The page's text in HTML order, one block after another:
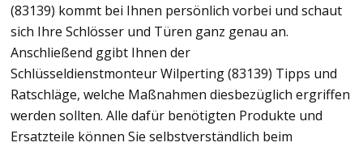
(83139) kommt bei Ihnen persönlich vorbei und schaut
sich Ihre Schlösser und Türen ganz genau an.
Anschließend ggibt Ihnen der
Schlüsseldienstmonteur Wilperting (83139) Tipps und
Ratschläge, welche Maßnahmen diesbezüglich ergriffen
werden sollten. Alle dafür benötigten Produkte und
Ersatzteile können Sie selbstverständlich beim